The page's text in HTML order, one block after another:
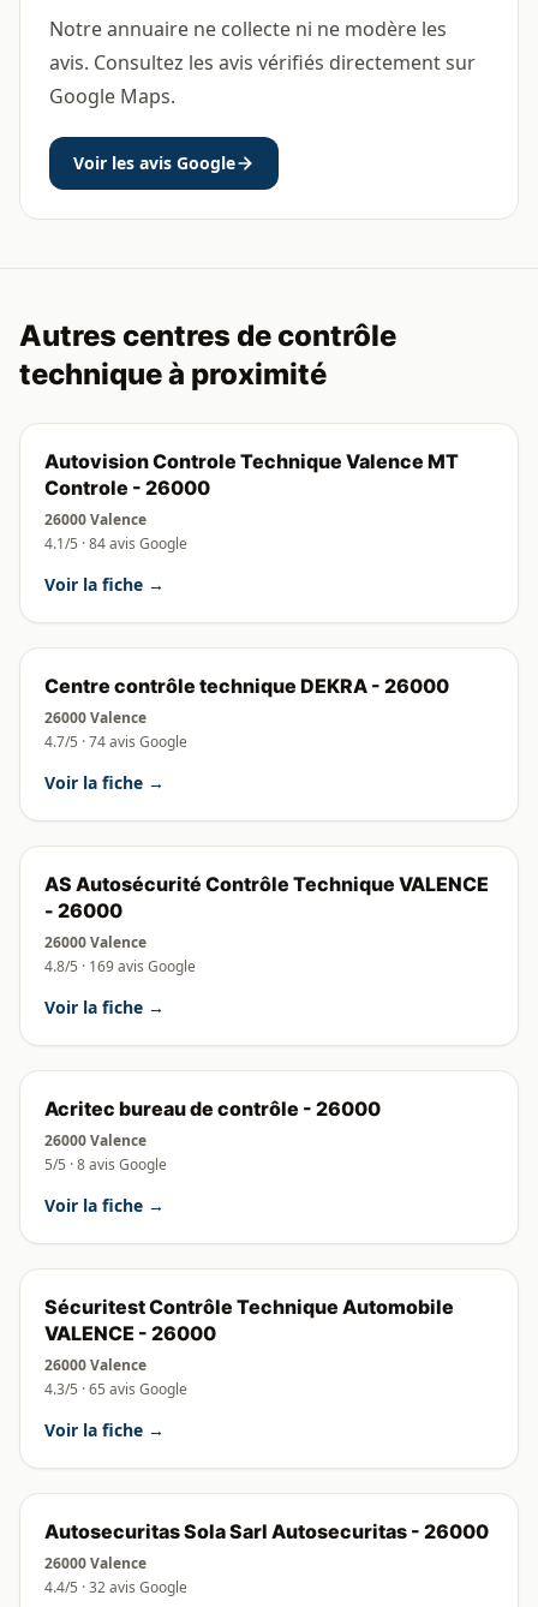
Notre annuaire ne collecte ni ne modère les
avis. Consultez les avis vérifiés directement sur
Google Maps.
Voir les avis Google
Autres centres de contrôle
technique à proximité
Autovision Controle Technique Valence MT
Controle - 26000
26000 Valence
4.1/5 · 84 avis Google
Voir la fiche →
Centre contrôle technique DEKRA - 26000
26000 Valence
4.7/5 · 74 avis Google
Voir la fiche →
AS Autosécurité Contrôle Technique VALENCE
- 26000
26000 Valence
4.8/5 · 169 avis Google
Voir la fiche →
Acritec bureau de contrôle - 26000
26000 Valence
5/5 · 8 avis Google
Voir la fiche →
Sécuritest Contrôle Technique Automobile
VALENCE - 26000
26000 Valence
4.3/5 · 65 avis Google
Voir la fiche →
Autosecuritas Sola Sarl Autosecuritas - 26000
26000 Valence
4.4/5 · 32 avis Google